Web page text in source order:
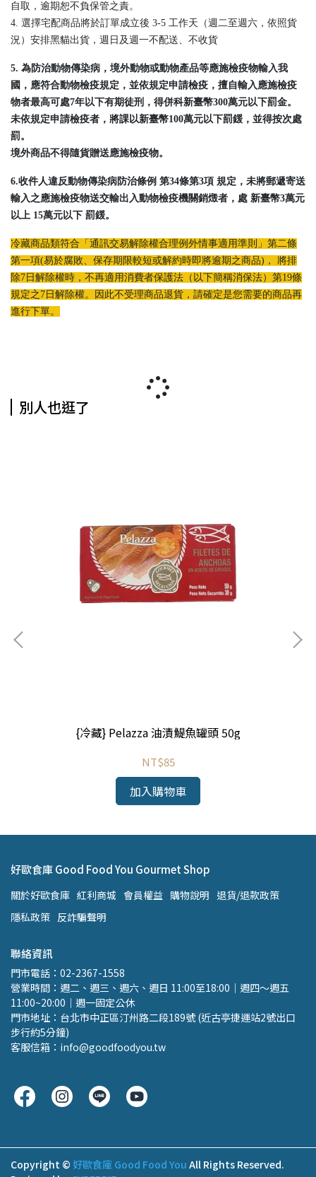
自取，逾期恕不負保管之責。
4. 選擇宅配商品將於訂單成立後 3-5 工作天（週二至週六，依照貨
況）安排黑貓出貨，週日及週一不配送、不收貨
5. 為防治動物傳染病，境外動物或動物產品等應施檢疫物輸入我
國，應符合動物檢疫規定，並依規定申請檢疫，擅自輸入應施檢疫
物者最高可處7年以下有期徒刑，得併科新臺幣300萬元以下罰金。
未依規定申請檢疫者，將課以新臺幣100萬元以下罰鍰，並得按次處
罰。
境外商品不得隨貨贈送應施檢疫物。
6.收件人違反動物傳染病防治條例 第34條第3項 規定，未將郵遞寄送
輸入之應施檢疫物送交輸出入動物檢疫機關銷燬者，處 新臺幣3萬元
以上 15萬元以下 罰鍰。
冷藏商品類符合「通訊交易解除權合理例外情事適用準則」第二條
第一項(易於腐敗、保存期限較短或解約時即將逾期之商品)， 將排
除7日解除權時，不再適用消費者保護法（以下簡稱消保法）第19條
規定之7日解除權。因此不受理商品退貨，請確定是您需要的商品再
進行下單。
別人也逛了
{冷藏} Pelazza 油漬鯷魚罐頭 50g
NT$85
加入購物車
好歐食庫 Good Food You Gourmet Shop
關於好歐食庫 紅利商城 會員權益 購物說明 退貨/退款政策
隱私政策 反詐騙聲明
聯絡資訊
門市電話：02-2367-1558
營業時間：週二、週三、週六、週日 11:00至18:00｜週四～週五
11:00~20:00｜週一固定公休
門市地址：台北市中正區汀州路二段189號 (近古亭捷運站2號出口
步行約5分鐘)
客服信箱：info@goodfoodyou.tw
Copyright © 好歐食庫 Good Food You All Rights Reserved.